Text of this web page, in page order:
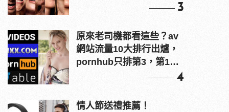
3
原來老司機都看這些？av
網站流量10大排行出爐，
pornhub只排第3，第1名
4
情人節送禮推薦！